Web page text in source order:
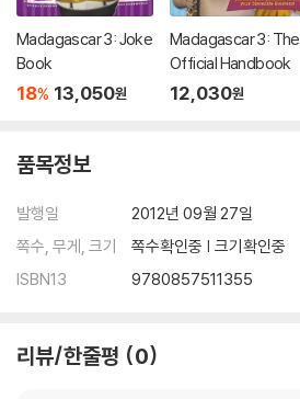
Madagascar 3: Joke
Book
18% 13,050원
Madagascar 3: The
Official Handbook
12,030원
품목정보
발행일
2012년 09월 27일
쪽수, 무게, 크기
쪽수확인중 | 크기확인중
ISBN13
9780857511355
리뷰/한줄평 0